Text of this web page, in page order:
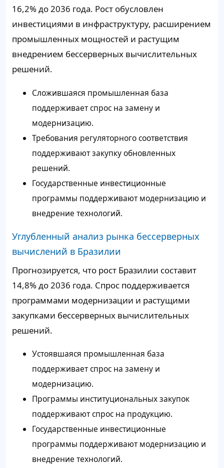
16,2% до 2036 года. Рост обусловлен
инвестициями в инфраструктуру, расширением
промышленных мощностей и растущим
внедрением бессерверных вычислительных
решений.
Сложившаяся промышленная база
поддерживает спрос на замену и
модернизацию.
Требования регуляторного соответствия
поддерживают закупку обновленных
решений.
Государственные инвестиционные
программы поддерживают модернизацию и
внедрение технологий.
Углубленный анализ рынка бессерверных
вычислений в Бразилии
Прогнозируется, что рост Бразилии составит
14,8% до 2036 года. Спрос поддерживается
программами модернизации и растущими
закупками бессерверных вычислительных
решений.
Устоявшаяся промышленная база
поддерживает спрос на замену и
модернизацию.
Программы институциональных закупок
поддерживают спрос на продукцию.
Государственные инвестиционные
программы поддерживают модернизацию и
внедрение технологий.